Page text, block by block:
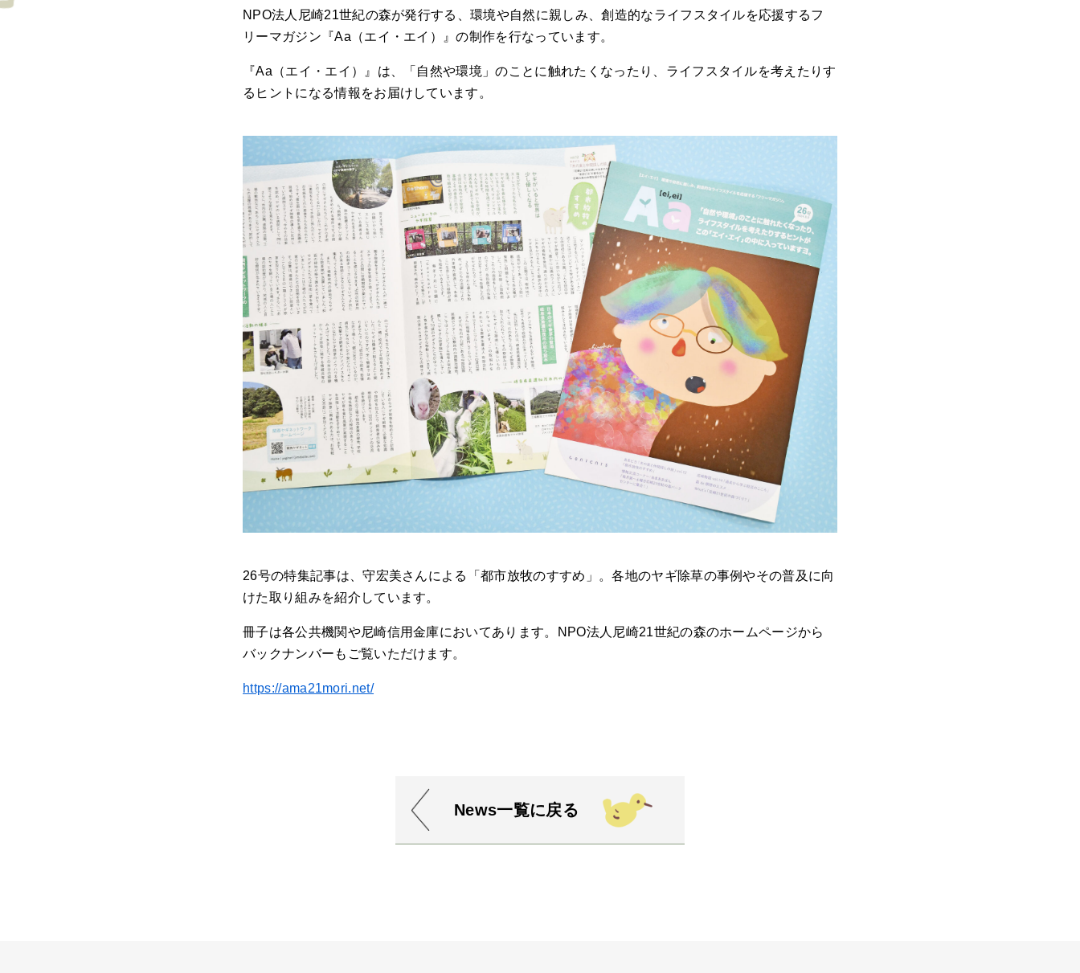
NPO法人尼崎21世紀の森が発行する、環境や自然に親しみ、創造的なライフスタイルを応援するフ
リーマガジン『Aa（エイ・エイ）』の制作を行なっています。
『Aa（エイ・エイ）』は、「自然や環境」のことに触れたくなったり、ライフスタイルを考えたりす
るヒントになる情報をお届けしています。
26号の特集記事は、守宏美さんによる「都市放牧のすすめ」。各地のヤギ除草の事例やその普及に向
けた取り組みを紹介しています。
冊子は各公共機関や尼崎信用金庫においてあります。NPO法人尼崎21世紀の森のホームページから
バックナンバーもご覧いただけます。
https://ama21mori.net/
News一覧に戻る